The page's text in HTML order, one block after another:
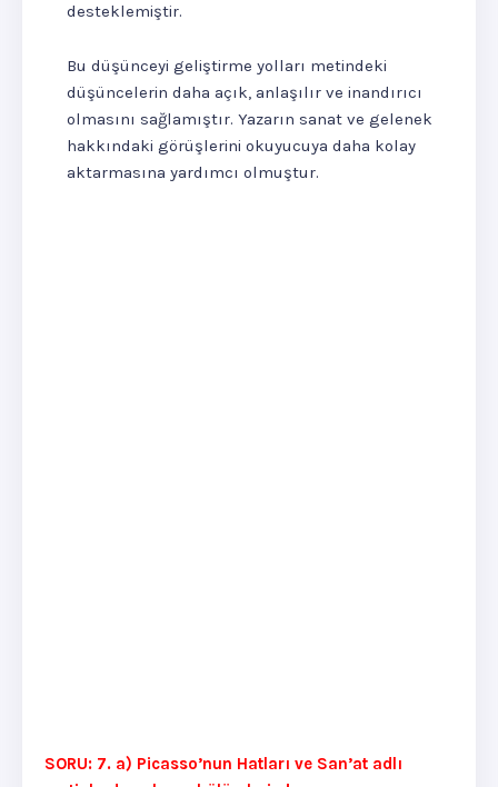
desteklemiştir.
Bu düşünceyi geliştirme yolları metindeki
düşüncelerin daha açık, anlaşılır ve inandırıcı
olmasını sağlamıştır. Yazarın sanat ve gelenek
hakkındaki görüşlerini okuyucuya daha kolay
aktarmasına yardımcı olmuştur.
SORU: 7. a) Picasso’nun Hatları ve San’at adlı